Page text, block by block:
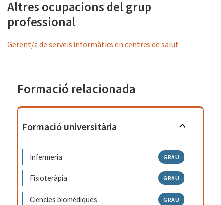
Altres ocupacions del grup
professional
Gerent/a de serveis informàtics en centres de salut
Formació relacionada
Formació universitària
Infermeria GRAU
Fisioteràpia GRAU
Ciencies biomèdiques GRAU